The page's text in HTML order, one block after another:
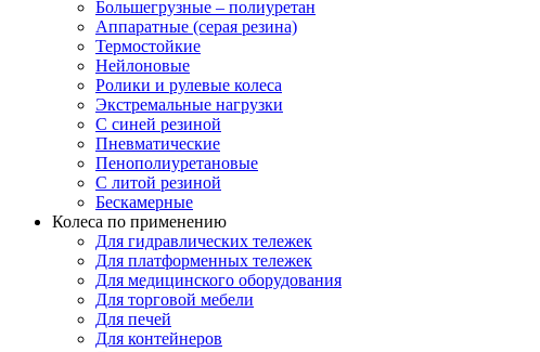
Большегрузные – полиуретан
Аппаратные (серая резина)
Термостойкие
Нейлоновые
Ролики и рулевые колеса
Экстремальные нагрузки
С синей резиной
Пневматические
Пенополиуретановые
С литой резиной
Бескамерные
Колеса по применению
Для гидравлических тележек
Для платформенных тележек
Для медицинского оборудования
Для торговой мебели
Для печей
Для контейнеров